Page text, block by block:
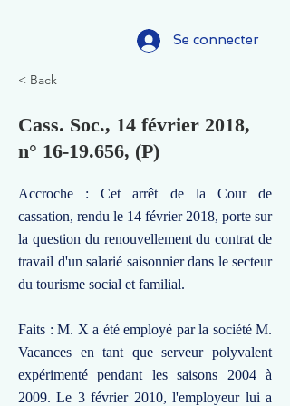
Se connecter
< Back
Cass. Soc., 14 février 2018,
n° 16-19.656, (P)
Accroche : Cet arrêt de la Cour de
cassation, rendu le 14 février 2018, porte sur
la question du renouvellement du contrat de
travail d'un salarié saisonnier dans le secteur
du tourisme social et familial.
Faits : M. X a été employé par la société M.
Vacances en tant que serveur polyvalent
expérimenté pendant les saisons 2004 à
2009. Le 3 février 2010, l'employeur lui a